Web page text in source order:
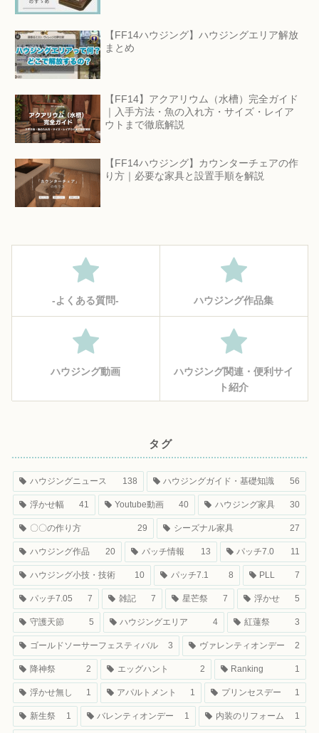
【FF14ハウジング】ハウジングエリア解放
まとめ
【FF14】アクアリウム（水槽）完全ガイド
｜入手方法・魚の入れ方・サイズ・レイア
ウトまで徹底解説
【FF14ハウジング】カウンターチェアの作
り方｜必要な家具と設置手順を解説
‐よくある質問‐ ハウジング作品集
ハウジング動画
ハウジング関連・便利サイ
ト紹介
タグ
ハウジングニュース 138 ハウジングガイド・基礎知識 56
浮かせ幅 41 Youtube動画 40 ハウジング家具 30
〇〇の作り方 29 シーズナル家具 27
ハウジング作品 20 パッチ情報 13 パッチ7.0 11
ハウジング小技・技術 10 パッチ7.1 8 PLL 7
パッチ7.05 7 雑記 7 星芒祭 7 浮かせ 5
守護天節 5 ハウジングエリア 4 紅蓮祭 3
ゴールドソーサーフェスティバル 3 ヴァレンティオンデー 2
降神祭 2 エッグハント 2 Ranking 1
浮かせ無し 1 アパルトメント 1 プリンセスデー 1
新生祭 1 バレンティオンデー 1 内装のリフォーム 1